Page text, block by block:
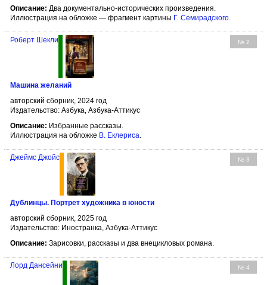
Описание: Два документально-исторических произведения.
Иллюстрация на обложке — фрагмент картины Г. Семирадского.
№ 2
Роберт Шекли
Машина желаний
авторский сборник, 2024 год
Издательство: Азбука, Азбука-Аттикус
Описание: Избранные рассказы.
Иллюстрация на обложке В. Еклериса.
№ 3
Джеймс Джойс
Дублинцы. Портрет художника в юности
авторский сборник, 2025 год
Издательство: Иностранка, Азбука-Аттикус
Описание: Зарисовки, рассказы и два внецикловых романа.
№ 4
Лорд Дансейни